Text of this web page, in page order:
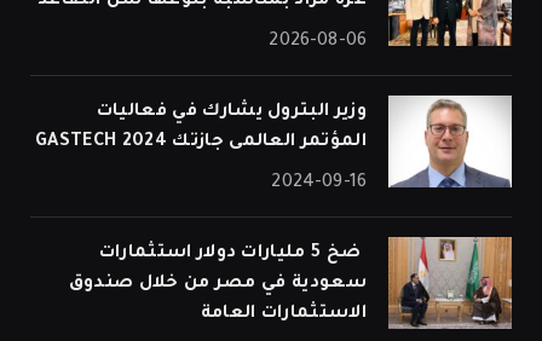
2026-08-06
وزير البترول يشارك في فعاليات
المؤتمر العالمى جازتك 2024 GASTECH
2024-09-16
⁠ ضخ 5 مليارات دولار استثمارات
سعودية في مصر من خلال صندوق
الاستثمارات العامة